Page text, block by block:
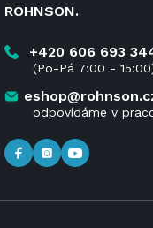
ROHNSON.
+420 606 693
(Po-Pá 7:00 -
odpovídáme v